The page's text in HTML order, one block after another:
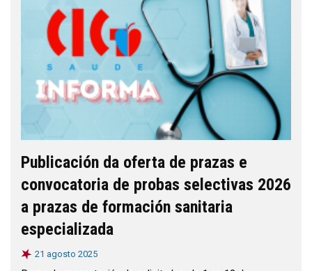
Publicación da oferta de prazas e
convocatoria de probas selectivas 2026
a prazas de formación sanitaria
especializada
21 agosto 2025